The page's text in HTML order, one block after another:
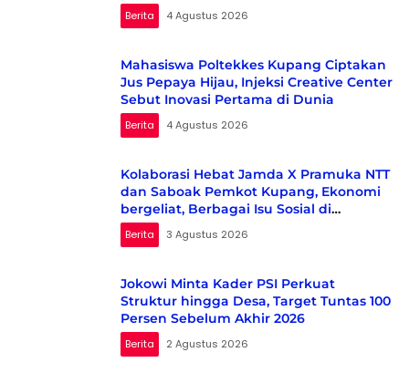
Berita 4 Agustus 2026
Mahasiswa Poltekkes Kupang Ciptakan
Jus Pepaya Hijau, Injeksi Creative Center
Sebut Inovasi Pertama di Dunia
Berita 4 Agustus 2026
Kolaborasi Hebat Jamda X Pramuka NTT
dan Saboak Pemkot Kupang, Ekonomi
bergeliat, Berbagai Isu Sosial di
Kampanyekan
Berita 3 Agustus 2026
Jokowi Minta Kader PSI Perkuat
Struktur hingga Desa, Target Tuntas 100
Persen Sebelum Akhir 2026
Berita 2 Agustus 2026